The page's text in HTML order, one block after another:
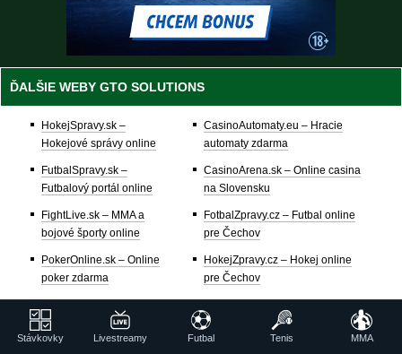
ĎALŠIE WEBY GTO SOLUTIONS
HokejSpravy.sk –
Hokejové správy online
FutbalSpravy.sk –
Futbalový portál online
FightLive.sk – MMA a
bojové športy online
PokerOnline.sk – Online
poker zdarma
Casino hry zadarmo
CasinoAutomaty.eu – Hracie
automaty zdarma
CasinoArena.sk – Online casina
na Slovensku
FotbalZpravy.cz – Futbal online
pre Čechov
HokejZpravy.cz – Hokej online
pre Čechov
online casina pre Čechov
Stávkovky Livestreamy Futbal Tenis MMA